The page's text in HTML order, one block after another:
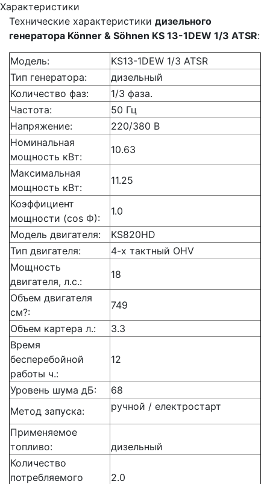
Характеристики
Технические характеристики дизельного
генератора Könner & Söhnen KS 13-1DEW 1/3 ATSR:
Модель:
KS13-1DEW 1/3 ATSR
Тип генератора:
дизельный
Количество фаз:
1/3 фаза.
Частота:
50 Гц
Напряжение:
220/380 В
Номинальная
мощность кВт:
10.63
Максимальная
мощность кВт:
11.25
Коэффициент
мощности (cos Ф):
1.0
Модель двигателя:
KS820HD
Тип двигателя:
4-х тактный OHV
Мощность
двигателя, л.с.:
18
Объем двигателя
см?:
749
Объем картера л.:
3.3
Время
бесперебойной
работы ч.:
12
Уровень шума дБ:
68
Метод запуска:
ручной / електростарт
Применяемое
топливо:
дизельный
Количество
потребляемого
2.0